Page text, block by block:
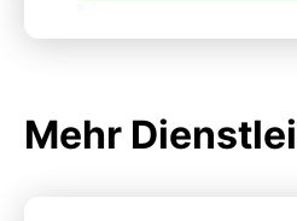
Mehr